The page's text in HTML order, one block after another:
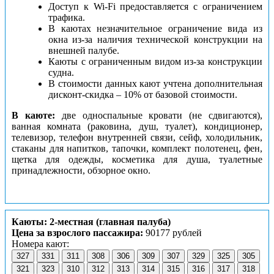
Доступ к Wi-Fi предоставляется с ограничением
трафика.
В каютах незначительное ограничение вида из
окна из-за наличия технической конструкции на
внешней палубе.
Каюты с ограниченным видом из-за конструкции
судна.
В стоимости данных кают учтена дополнительная
дисконт-скидка – 10% от базовой стоимости.
В каюте: две односпальные кровати (не сдвигаются),
ванная комната (раковина, душ, туалет), кондиционер,
телевизор, телефон внутренней связи, сейф, холодильник,
стаканы для напитков, тапочки, комплект полотенец, фен,
щетка для одежды, косметика для душа, туалетные
принадлежности, обзорное окно.
Каюты: 2-местная (главная палуба)
Цена за взрослого пассажира: 90177 рублей
Номера кают:
327 331 311 308 306 309 307 329 325
305
321
323 310 312 313 314 315 316 317
318